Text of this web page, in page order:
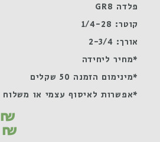
פלדה GR8
קוטר: 1/4-28
אורך: 2-3/4
*מחיר ליחידה
*מינימום הזמנה 50 שקלים
*אפשרות לאיסוף עצמי או משלוח
₪
₪